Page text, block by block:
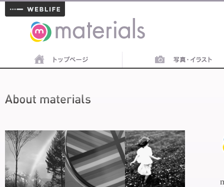
materials